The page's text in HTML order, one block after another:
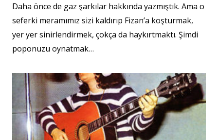
Daha önce de gaz şarkılar hakkında yazmıştık. Ama o
seferki meramımız sizi kaldırıp Fizan’a koşturmak,
yer yer sinirlendirmek, çokça da haykırtmaktı. Şimdi
poponuzu oynatmak…